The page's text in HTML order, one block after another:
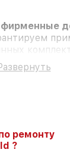
что
гарантия
–
и
ремонту
?